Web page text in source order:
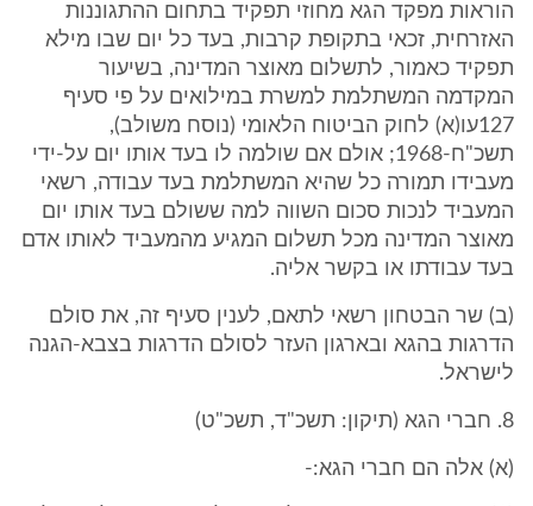
הוראות מפקד הגא מחוזי תפקיד בתחום ההתגוננות
האזרחית, זכאי בתקופת קרבות, בעד כל יום שבו מילא
תפקיד כאמור, לתשלום מאוצר המדינה, בשיעור
המקדמה המשתלמת למשרת במילואים על פי סעיף
127עו(א) לחוק הביטוח הלאומי (נוסח משולב),
תשכ"ח-1968; אולם אם שולמה לו בעד אותו יום על-ידי
מעבידו תמורה כל שהיא המשתלמת בעד עבודה, רשאי
המעביד לנכות סכום השווה למה ששולם בעד אותו יום
מאוצר המדינה מכל תשלום המגיע מהמעביד לאותו אדם
בעד עבודתו או בקשר אליה.
(ב) שר הבטחון רשאי לתאם, לענין סעיף זה, את סולם
הדרגות בהגא ובארגון העזר לסולם הדרגות בצבא-הגנה
לישראל.
8. חברי הגא (תיקון: תשכ"ד, תשכ"ט)
(א) אלה הם חברי הגא:-